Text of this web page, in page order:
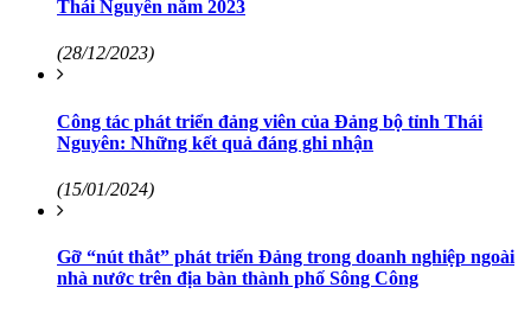
Thái Nguyên năm 2023
(28/12/2023)
Công tác phát triển đảng viên của Đảng bộ tỉnh Thái
Nguyên: Những kết quả đáng ghi nhận
(15/01/2024)
Gỡ “nút thắt” phát triển Đảng trong doanh nghiệp ngoài
nhà nước trên địa bàn thành phố Sông Công